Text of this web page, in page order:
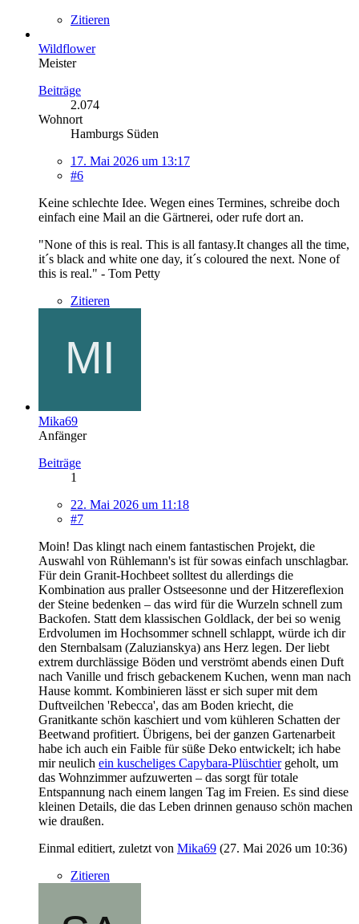
Zitieren
Wildflower
Meister
Beiträge
2.074
Wohnort
Hamburgs Süden
17. Mai 2026 um 13:17
#6
Keine schlechte Idee. Wegen eines Termines, schreibe doch
einfach eine Mail an die Gärtnerei, oder rufe dort an.
"None of this is real. This is all fantasy.It changes all the time,
it´s black and white one day, it´s coloured the next. None of
this is real." - Tom Petty
Zitieren
Mika69
Anfänger
Beiträge
1
22. Mai 2026 um 11:18
#7
Moin! Das klingt nach einem fantastischen Projekt, die
Auswahl von Rühlemann's ist für sowas einfach unschlagbar.
Für dein Granit-Hochbeet solltest du allerdings die
Kombination aus praller Ostseesonne und der Hitzereflexion
der Steine bedenken – das wird für die Wurzeln schnell zum
Backofen. Statt dem klassischen Goldlack, der bei so wenig
Erdvolumen im Hochsommer schnell schlappt, würde ich dir
den Sternbalsam (Zaluzianskya) ans Herz legen. Der liebt
extrem durchlässige Böden und verströmt abends einen Duft
nach Vanille und frisch gebackenem Kuchen, wenn man nach
Hause kommt. Kombinieren lässt er sich super mit dem
Duftveilchen 'Rebecca', das am Boden kriecht, die
Granitkante schön kaschiert und vom kühleren Schatten der
Beetwand profitiert. Übrigens, bei der ganzen Gartenarbeit
habe ich auch ein Faible für süße Deko entwickelt; ich habe
mir neulich ein kuscheliges Capybara-Plüschtiergeholt, um
das Wohnzimmer aufzuwerten – das sorgt für totale
Entspannung nach einem langen Tag im Freien. Es sind diese
kleinen Details, die das Leben drinnen genauso schön machen
wie draußen.
Einmal editiert, zuletzt von Mika69 (27. Mai 2026 um 10:36)
Zitieren